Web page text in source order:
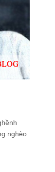
nghèo